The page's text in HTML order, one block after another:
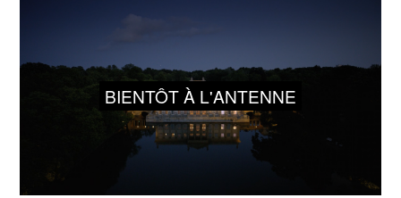
BIENTÔT À L'ANTENNE